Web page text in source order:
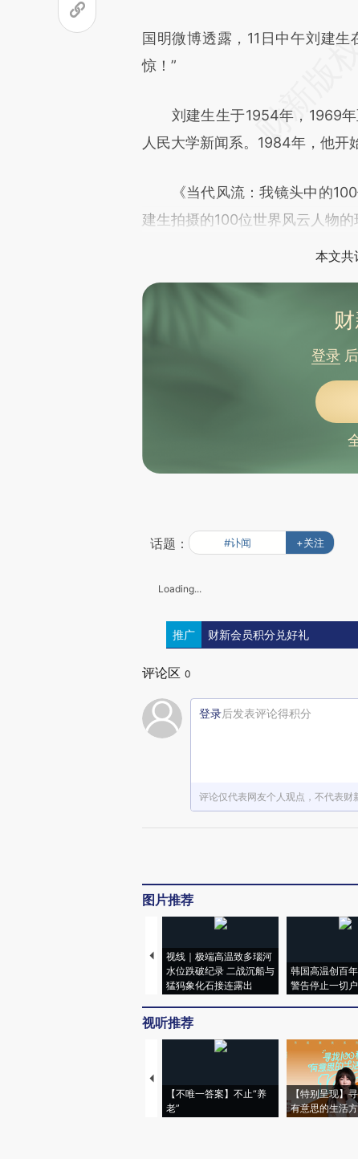
国明微博透露，11日中午刘建
惊！”
刘建生生于1954年，1969年
人民大学新闻系。1984年，他开
《当代风流：我镜头中的100
建生拍摄的100位世界风云人物的
本文共
登录后
话题： #讣闻 +关注
Loading...
推广 财新会员积分兑好礼
评论区 0
登录后发表评论得积分
评论仅代表网友个人观点，不代表财
图片推荐
视线｜极端高温致多瑙河
水位跌破纪录 二战沉船与
猛犸象化石接连露出
韩国高温创百
警告停止一切
视听推荐
【不唯一答案】不止“养
老”
【特别呈现】
有意思的生活